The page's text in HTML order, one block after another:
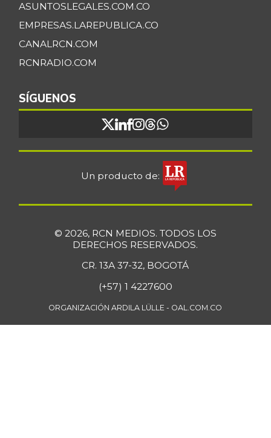
ASUNTOSLEGALES.COM.CO
EMPRESAS.LAREPUBLICA.CO
CANALRCN.COM
RCNRADIO.COM
SÍGUENOS
Un producto de:
© 2026, RCN MEDIOS. TODOS LOS
DERECHOS RESERVADOS.
CR. 13A 37-32, BOGOTÁ
(+57) 1 4227600
ORGANIZACIÓN ARDILA LÜLLE - OAL.COM.CO